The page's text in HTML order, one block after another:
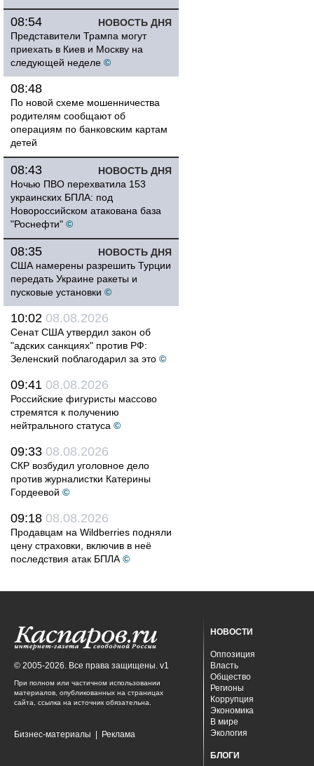
НОВОСТЬ ДНЯ
08:54
Представители Трампа могут
приехать в Киев и Москву на
следующей неделе ©
08:48
По новой схеме мошенничества
родителям сообщают об
операциям по банковским картам
детей
НОВОСТЬ ДНЯ
08:43
Ночью ПВО перехватила 153
украинских БПЛА: под
Новороссийском атакована база
"Роснефти" ©
НОВОСТЬ ДНЯ
08:35
США намерены разрешить Турции
передать Украине ракеты и
пусковые установки ©
10:02 08.08.2026
Сенат США утвердил закон об
"адских санкциях" против РФ:
Зеленский поблагодарил за это ©
09:41 08.08.2026
Российские фигуристы массово
стремятся к получению
нейтрального статуса ©
09:33 08.08.2026
СКР возбудил уголовное дело
против журналистки Катерины
Гордеевой ©
09:18 08.08.2026
Продавцам на Wildberries подняли
цену страховки, включив в неё
последствия атак БПЛА ©
© 2005-2026. Все права защищены. v1
При полном или частичном использовании
материалов, опубликованных на страницах
сайта, ссылка на источник обязательна.
Бизнес-материалы Реклама
НОВОСТИ
Оппозиция
Власть
Общество
Регионы
Коррупция
Экономика
В мире
Экология
БЛОГИ